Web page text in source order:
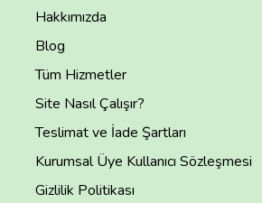
Hakkımızda
Blog
Tüm Hizmetler
Site Nasıl Çalışır?
Teslimat ve İade Şartları
Kurumsal Üye Kullanıcı Sözleşmesi
Gizlilik Politikası